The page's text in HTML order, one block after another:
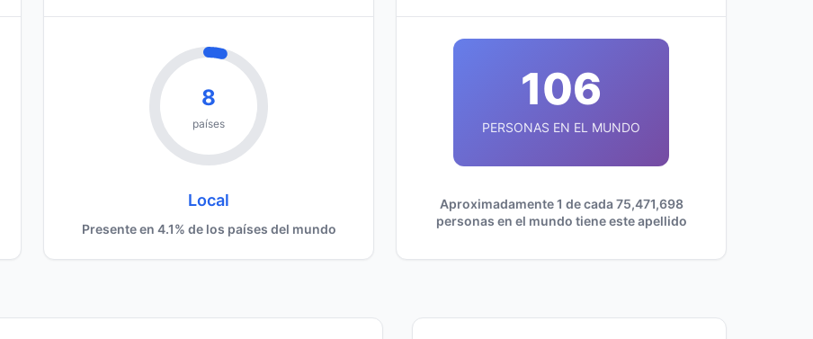
8
países
Local
Presente en 4.1% de los países del mundo
106
PERSONAS EN EL MUNDO
Aproximadamente 1 de cada 75,471,698
personas en el mundo tiene este apellido